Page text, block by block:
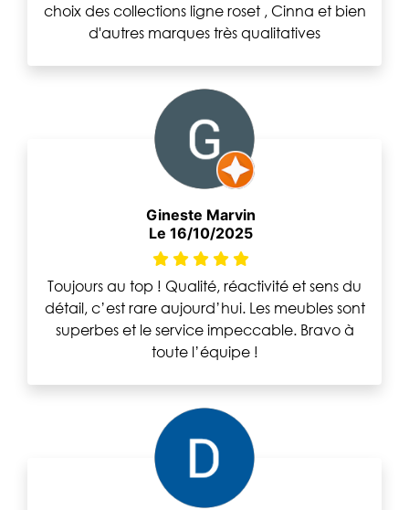
choix des collections ligne roset , Cinna et bien
d'autres marques très qualitatives
Gineste Marvin
Le 16/10/2025
Toujours au top ! Qualité, réactivité et sens du
détail, c’est rare aujourd’hui. Les meubles sont
superbes et le service impeccable. Bravo à
toute l’équipe !